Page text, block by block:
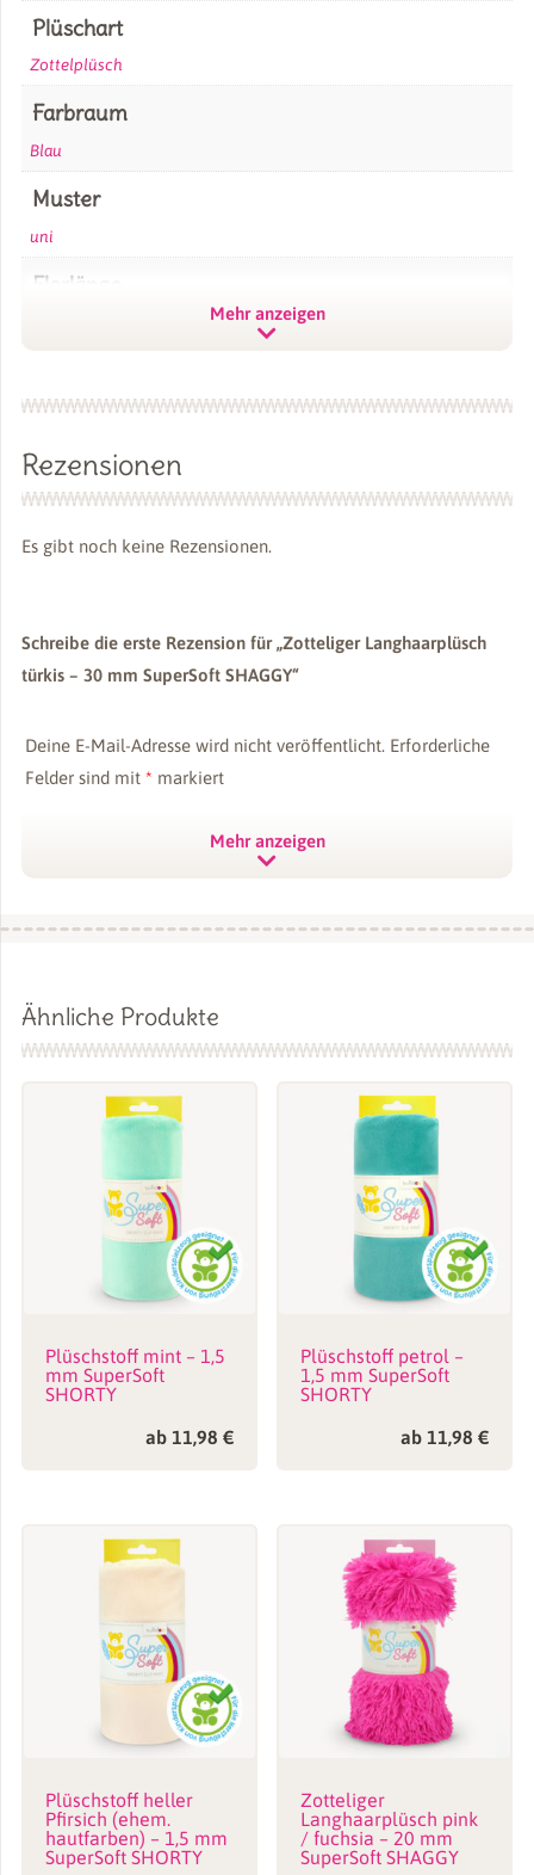
Plüschart
Zottelplüsch
Farbraum
Blau
Muster
uni
Florlänge
30 mm SuperSoft SHAGGY
kullaloo
GTIN
4260377623868
Größe
Mehr anzeigen
Rezensionen
Es gibt noch keine Rezensionen.
Schreibe die erste Rezension für „Zotteliger Langhaarplüsch
türkis – 30 mm SuperSoft SHAGGY“
Deine E-Mail-Adresse wird nicht veröffentlicht. Erforderliche
Felder sind mit * markiert
Name*
Name, E-Mail-Adresse und Website in diesem Browser für
Mehr anzeigen
Ähnliche Produkte
Plüschstoff mint – 1,5
mm SuperSoft
SHORTY
ab 11,98 €
Plüschstoff petrol –
1,5 mm SuperSoft
SHORTY
ab 11,98€
Plüschstoff heller
Pfirsich (ehem.
hautfarben) – 1,5 mm
SuperSoft SHORTY
Zotteliger
Langhaarplüsch pink
/ fuchsia – 20 mm
SuperSoft SHAGGY